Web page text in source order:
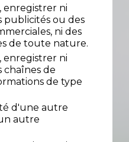
enregistrer ni
publicités ou des
ni des
de toute nature.
enregistrer ni
chaînes de
de type
d'une autre
autre